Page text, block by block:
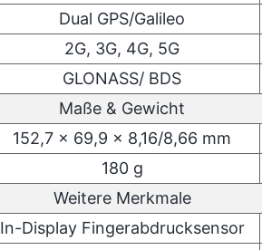
Dual GPS/Galileo
2G, 3G, 4G, 5G
GLONASS/ BDS
Maße & Gewicht
152,7 x 69,9 x 8,16/8,66 mm
180 g
Weitere Merkmale
In-Display Fingerabdrucksensor